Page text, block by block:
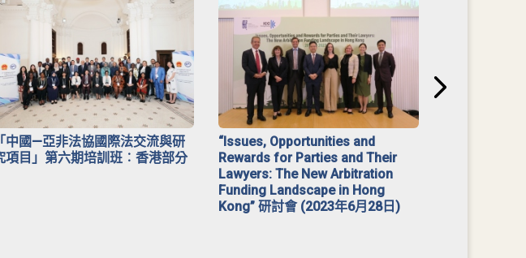
「中國—亞非法協國際法交流與研
項目」第六期培訓班︰香港部分
“Issues, Opportunities and
Rewards for Parties and Their
Lawyers: The New Arbitration
Funding Landscape in Hong
Kong” 研討會 (2023年6月28日)